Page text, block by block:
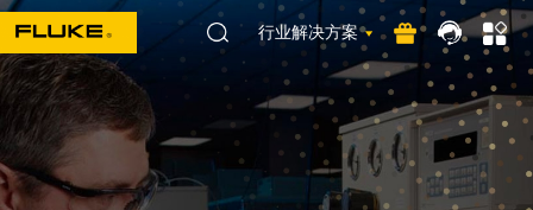
行业解决方案